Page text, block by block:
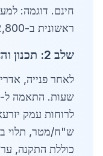
ראשונית ב-2,800 ש"ח.
שלב 2: תכנון והצעת מחיר מפורטת
שעות. התאמה ל-